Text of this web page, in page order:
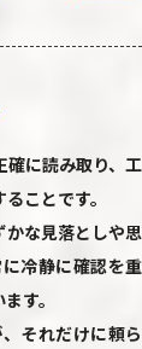
確に読み取り、工
ことです。
な見落としや思
冷静に確認を重
す。
それだけに頼ら